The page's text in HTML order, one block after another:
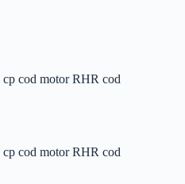
cod motor RHR cod
cod motor RHR cod